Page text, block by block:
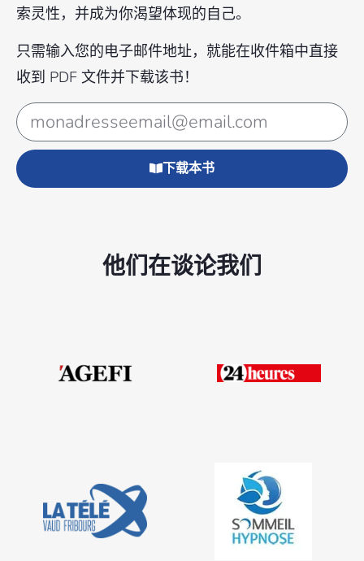
索灵性，并成为你渴望体现的自己。
只需输入您的电子邮件地址，就能在收件箱中直接
收到 PDF 文件并下载该书！
下载本书
他们在谈论我们